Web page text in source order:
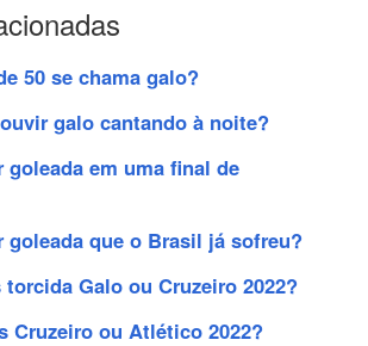
50 se chama galo?
galo cantando à noite?
em uma final de
goleada que o Brasil já sofreu?
Galo ou Cruzeiro 2022?
Cruzeiro ou Atlético 2022?